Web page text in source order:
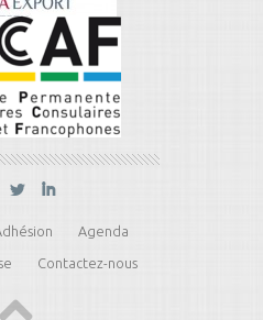
L I
Agenda
Contactez-nous